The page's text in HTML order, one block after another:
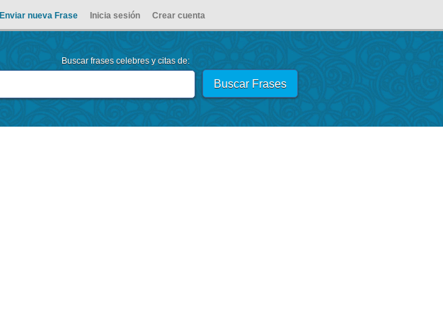
Enviar nueva Frase Inicia sesión Crear cuenta
Buscar frases celebres y citas de: